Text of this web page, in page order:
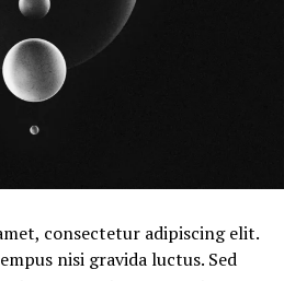
consectetur adipiscing elit.
nisi gravida luctus. Sed